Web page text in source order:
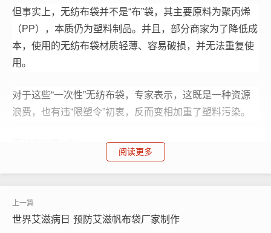
但事实上， 无纺布袋并不是“布”袋，其主要原料为聚丙烯
（PP），本质仍为塑料制品。并且，部分商家为了降低成
本，使用的无纺布袋材质轻薄、容易破损，并无法重复使
用。
对于这些“一次性”无纺布袋，专家表示，这既是一种资源
浪费，也有违“限塑令”初衷，反而变相加重了塑料污染。
2020年1月，国家发展改革委、生态环境部联合发布了
包括“厚度小于0.025毫米的超薄塑料购物袋”，禁止、限制
阅读更多
世界艾滋病日 预防艾滋帆布袋厂家制作